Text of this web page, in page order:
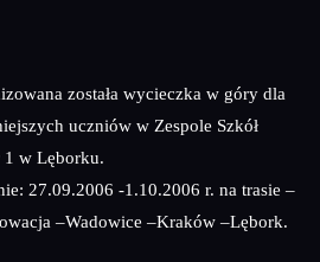
została wycieczka w góry dla
uczniów w Zespole Szkół
1 w Lęborku.
27.09.2006 -1.10.2006 r. na trasie –
–Wadowice –Kraków –Lębork.